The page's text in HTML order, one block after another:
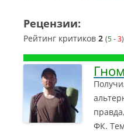
Рецензии:
Рейтинг критиков 2 (5-3)
ФК.